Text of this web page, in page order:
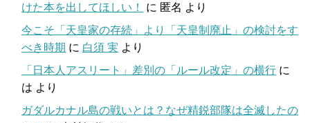
けた本を出してほしい！
に 匿名 より
今こそ「天皇家の存続」より「天皇制廃止」の検討をす
べき時期 に 白須 実 より
「日本人アスリート」差別の「ルール改定」の横行 に
は より
ガダルカナル島の戦いとは？なぜ精鋭部隊は全滅したの